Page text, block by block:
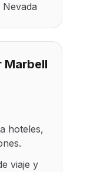
Marbell
hoteles,
viaje y